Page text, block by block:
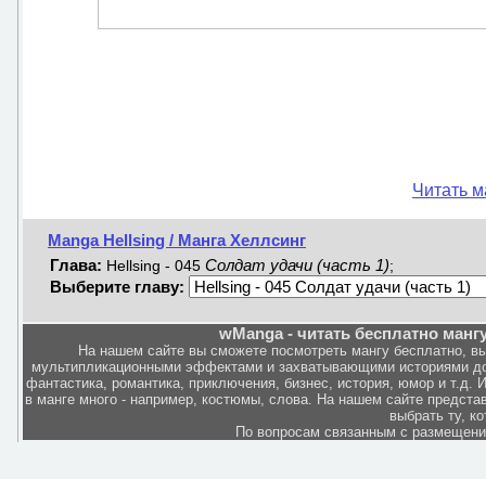
Читать
Manga Hellsing / Манга Хеллсинг
Глава: Hellsing - 045 Солдат удачи (часть 1);
Выберите главу:
wManga - читать бесплатно
На нашем сайте вы сможете посмотреть мангу бесплатно,
мультипликационными эффектами и захватывающими историями
фантастика, романтика, приключения, бизнес, история, юмор и
в манге много - например, костюмы, слова. На нашем сайте
выбрать ту,
По вопросам связанным с